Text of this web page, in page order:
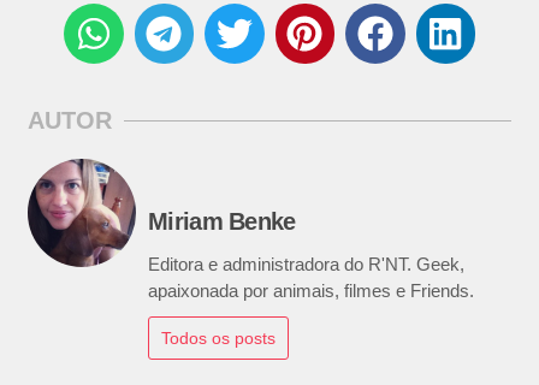
AUTOR
Miriam Benke
Editora e administradora do R'NT. Geek,
apaixonada por animais, filmes e Friends.
Todos os posts